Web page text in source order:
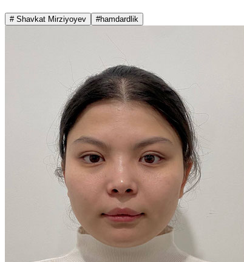
# Shavkat Mirziyoyev #hamdardlik